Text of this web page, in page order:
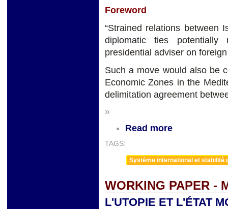
Foreword
“Strained relations between
diplomatic ties potentially
presidential adviser on
Such a move would also be
Economic Zones in the
delimitation agreement
»
Read more
TAGS:
Système international et stabilité
WORKING PAPER -
L'UTOPIE ET L'ÉTAT